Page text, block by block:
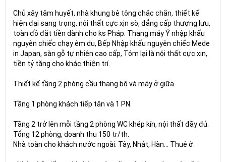
Chủ xây tâm huyết, nhà khung bê tông chắc chắn, thiết kế
hiện đại sang trọng, nội thất cực xịn sò, đẳng cấp thượng lưu,
toàn đồ đắt tiền dành cho ks Pháp. Thang máy Ý nhập khẩu
nguyên chiếc chạy êm du, Bếp Nhập khẩu nguyên chiếc Mede
in Japan, sàn gỗ tự nhiên cao cấp, Tóm lại là nội thất cực xịn,
tiền tỷ tặng cho khác thiện trí.
Thiết kế tầng 2 phòng cầu thang bộ và máy ở giữa.
Tầng 1 phòng khách tiếp tân và 1 PN.
Tầng 2 trở lên mỗi tầng 2 phòng WC khép kín, nội thất đầy đủ.
Tổng 12 phòng, doanh thu 150 tr/th.
Nhà toàn cho khách nước ngoài: Tây, Nhật, Hàn... Thuê ở.